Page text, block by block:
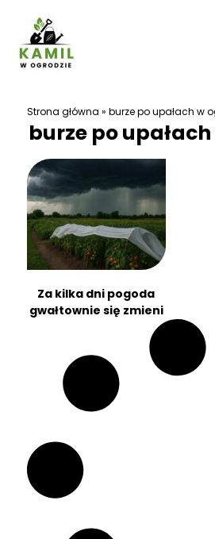
Strona główna » burze po upałach w
burze po
Za kilka dni pogoda
gwałtownie się zmieni